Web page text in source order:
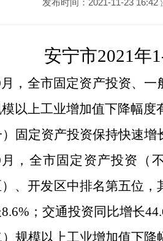
发布时间：2021-11-23 16:42
安宁市2021年
月，全市固定资产投资、
以上工业增加值下降幅度
）固定资产投资保持快速增
月，全市固定资产投资（
）、开发区中排名第五位
8.6% ；交通投资同比增长
）规模以上工业增加值下降